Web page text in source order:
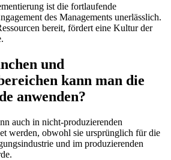
ist die fortlaufende
des Managements unerlässlich.
bereit, fördert eine Kultur der
und
kann man die
anwenden?
auch in nicht-produzierenden
werden, obwohl sie ursprünglich für die
und im produzierenden